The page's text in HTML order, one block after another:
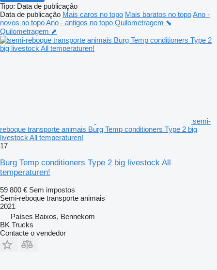
Tipo: Data de publicação
Data de publicação Mais caros no topo Mais baratos no topoAno -
novos no topoAno - antigos no topo Quilometragem ⬊
Quilometragem ⬈
semi-
reboque transporte animais Burg Temp conditioners Type 2 big
livestock All temperaturen!
17
Burg Temp conditioners Type 2 big livestock All
temperaturen!
59 800 € Sem impostos
Semi-reboque transporte animais
2021
Países Baixos, Bennekom
BK Trucks
Contacte o vendedor